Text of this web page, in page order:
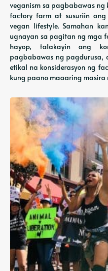
veganism sa pagbabawas
factory farm at susuriin
vegan lifestyle. Samahan
ugnayan sa pagitan ng mga
hayop, talakayin ang
pagbabawas ng
etikal na konsiderasyon ng
kung paano maaaring masira